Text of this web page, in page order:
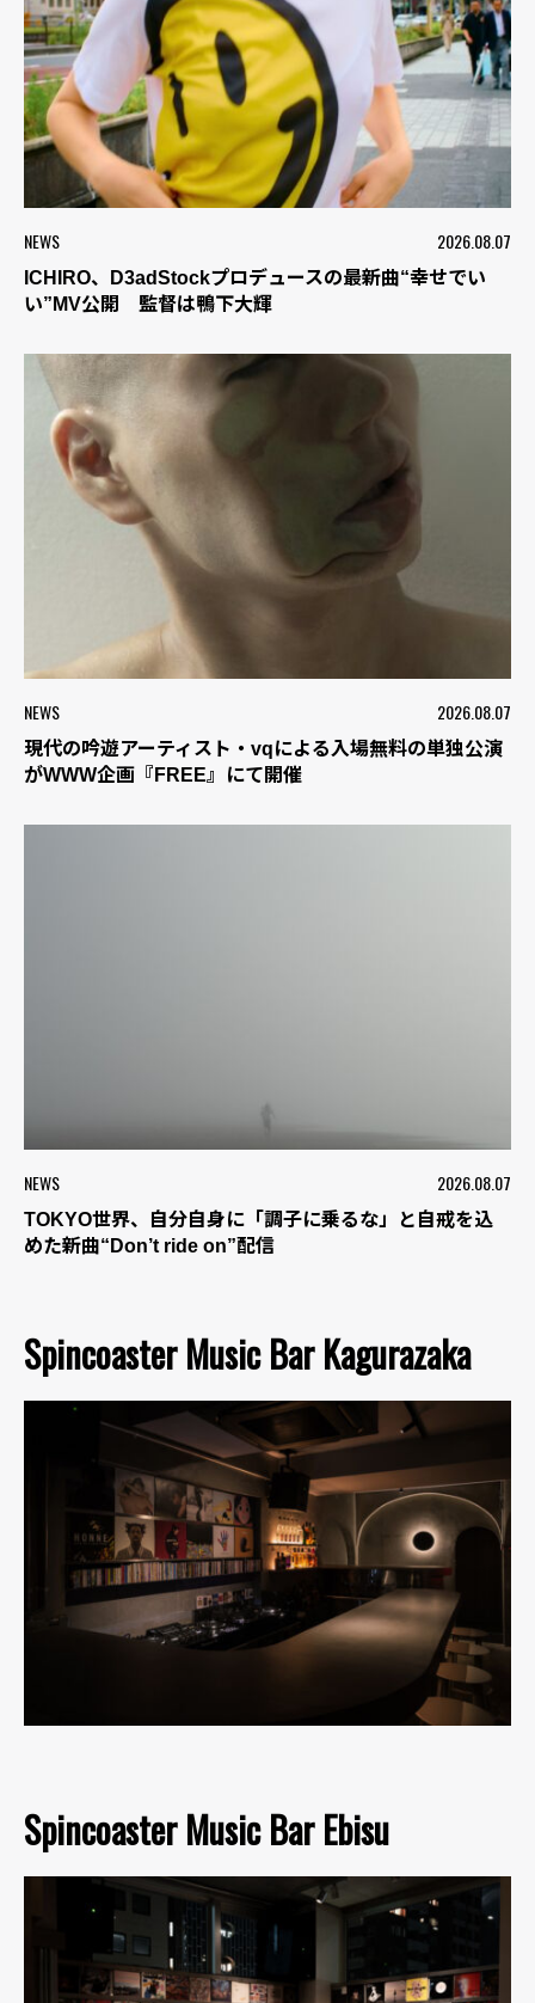
NEWS 2026.08.07
ICHIRO、D3adStockプロデュースの最新曲“幸せでい
い”MV公開 監督は鴨下大輝
NEWS 2026.08.07
現代の吟遊アーティスト・vqによる入場無料の単独公演
がWWW企画『FREE』にて開催
NEWS 2026.08.07
TOKYO世界、自分自身に「調子に乗るな」と自戒を込
めた新曲“Don’t ride on”配信
Spincoaster Music Bar Kagurazaka
Spincoaster Music Bar Ebisu